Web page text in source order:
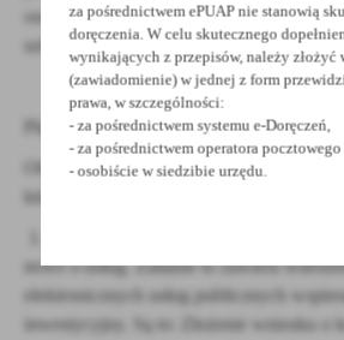
osoby – są to przedstawiciele podmiotów
uzbrojenia terenu oraz inwestorzy i
Planowane efekty Projektu:
Obecny Projekt swoim zakresem
których realizacja stanowić będzie
nowe e-usług. Zadanie to zawiera
elektronicznych usług publicznych
inwestycyjny. Są to: Złożenie wniosku o
za pośrednictwem ePUAP nie stanowią
doręczenia. W celu skutecznego
wynikających z przepisów, należy złożyć
(zawiadomienie) w jednej z form
prawa, w szczególności:
- za pośrednictwem systemu e-Doręczeń,
- za pośrednictwem operatora
- osobiście w siedzibie urzędu.